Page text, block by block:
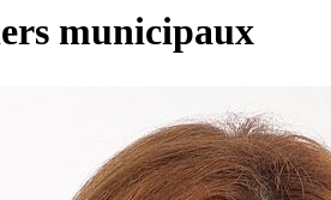
municipaux